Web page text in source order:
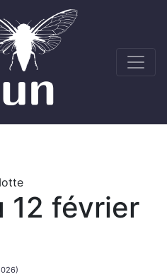
12 février